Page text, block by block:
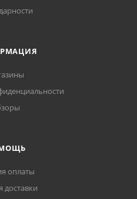
оплаты
доставки